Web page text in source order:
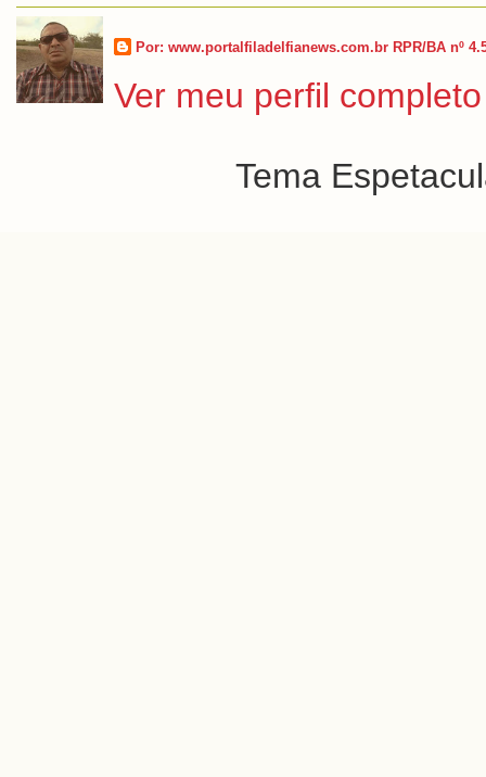
Por: www.portalfiladelfianews.com.br RPR/BA nº
Ver meu perfil completo
Tema